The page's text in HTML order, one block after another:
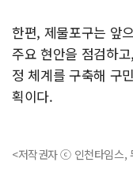
한편, 제물포구는 앞
주요 현안을 점검하
정 체계를 구축해 구
획이다.
<저작권자 ⓒ 인천타임스,